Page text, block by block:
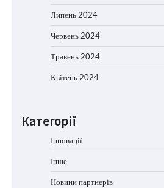
Липень 2024
Червень 2024
Травень 2024
Квітень 2024
Категорії
Інновації
Інше
Новини партнерів